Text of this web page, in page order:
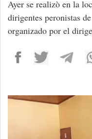
Ayer se realizò en la
dirigentes peronistas
organizado por el